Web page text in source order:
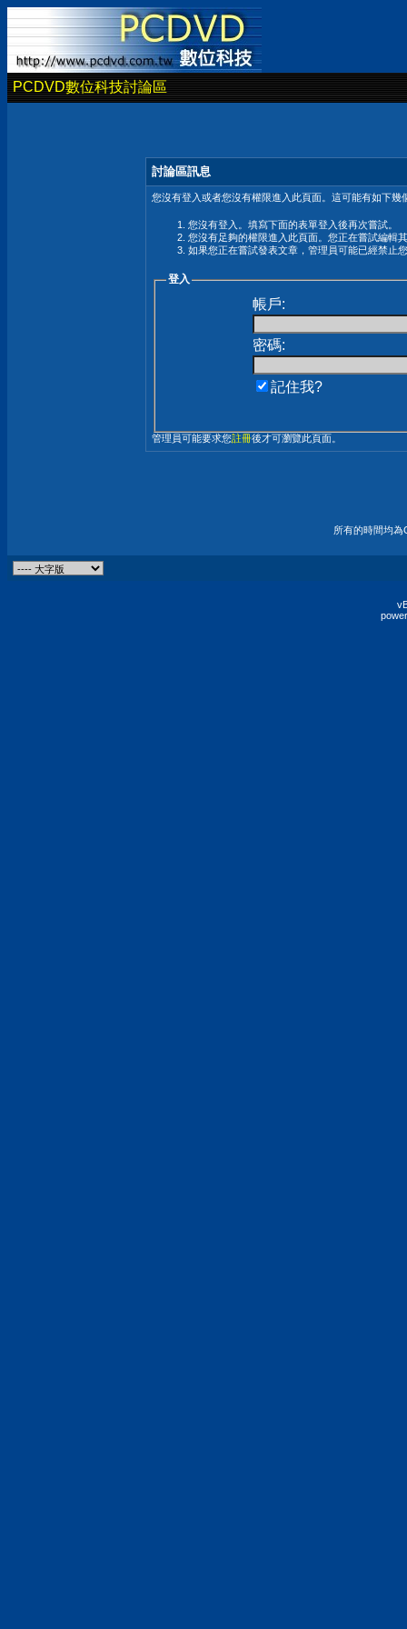
PCDVD數位科技討論區
討論區訊息
您沒有登入或者您沒有權限進入此頁面。這可能有如下幾
您沒有登入。填寫下面的表單登入後再次嘗試。
您沒有足夠的權限進入此頁面。您正在嘗試編輯
如果您正在嘗試發表文章，管理員可能已經禁止
登入
帳戶:
密碼:
記住我?
管理員可能要求您註冊後才可瀏覽此頁面。
所有的時間均為